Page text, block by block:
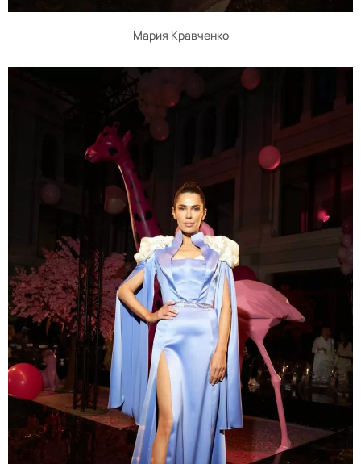
Мария Кравченко